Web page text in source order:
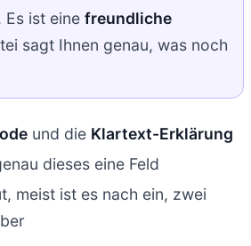
Es ist eine freundliche
sagt Ihnen genau, was noch
und die Klartext-Erklärung
dieses eine Feld
meist ist es nach ein, zwei